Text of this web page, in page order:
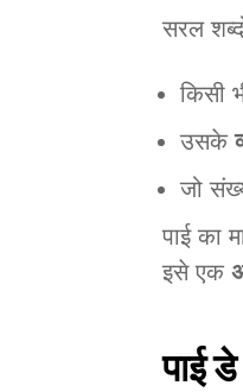
सरल
किसी
उसके
जो
पाई का
इसे एक
पाई